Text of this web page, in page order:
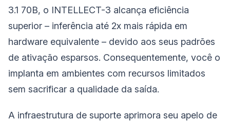
3.1 70B, o INTELLECT-3 alcança eficiência
superior – inferência até 2x mais rápida em
hardware equivalente – devido aos seus padrões
de ativação esparsos. Consequentemente, você o
implanta em ambientes com recursos limitados
sem sacrificar a qualidade da saída.
A infraestrutura de suporte aprimora seu apelo de